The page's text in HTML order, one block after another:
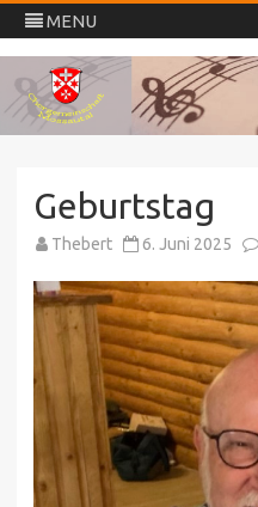
MENU
Mossautal
Geburtstag
Thebert 6. Juni 2025